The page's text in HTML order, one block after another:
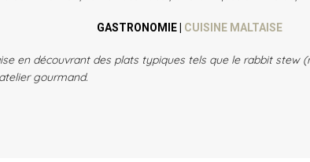
GASTRONOMIE | CUISINE MALTAISE
en découvrant des plats typiques tels que le rabbit stew
gourmand.